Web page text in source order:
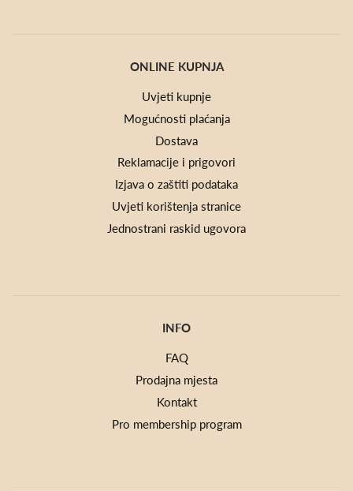
ONLINE KUPNJA
Uvjeti kupnje
Mogućnosti plaćanja
Dostava
Reklamacije i prigovori
Izjava o zaštiti podataka
Uvjeti korištenja stranice
Jednostrani raskid ugovora
INFO
FAQ
Prodajna mjesta
Kontakt
Pro membership program